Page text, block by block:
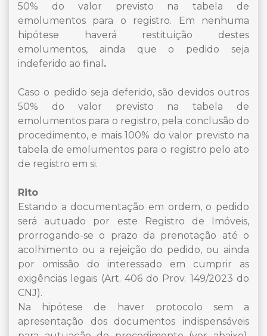
50% do valor previsto na tabela de
emolumentos para o registro. Em nenhuma
hipótese haverá restituição destes
emolumentos, ainda que o pedido seja
indeferido ao final .
Caso o pedido seja deferido, são devidos outros
50% do valor previsto na tabela de
emolumentos para o registro, pela conclusão do
procedimento, e mais 100% do valor previsto na
tabela de emolumentos para o registro pelo ato
de registro em si.
Rito
Estando a documentação em ordem, o pedido
será autuado por este Registro de Imóveis,
prorrogando-se o prazo da prenotação até o
acolhimento ou a rejeição do pedido, ou ainda
por omissão do interessado em cumprir as
exigências legais (Art. 406 do Prov. 149/2023 do
CNJ).
Na hipótese de haver protocolo sem a
apresentação dos documentos indispensáveis